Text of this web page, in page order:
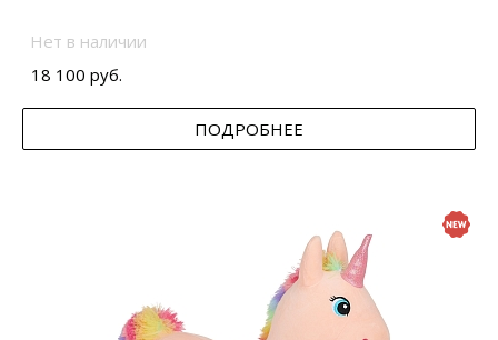
Нет в наличии
18 100 руб.
ПОДРОБНЕЕ